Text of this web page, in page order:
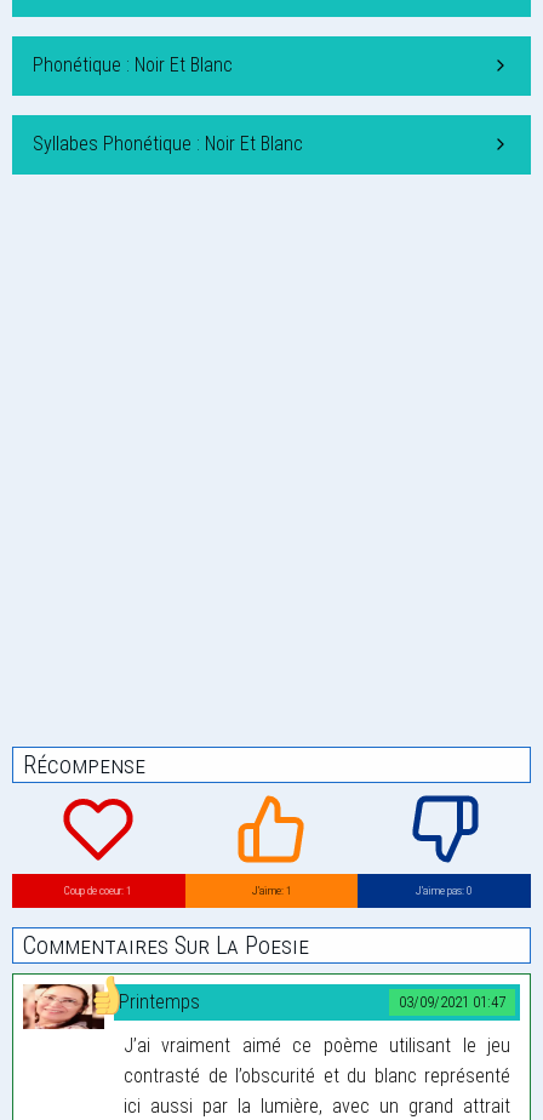
Phonétique : Noir Et Blanc
Syllabes Phonétique : Noir Et Blanc
Récompense
Coup de coeur: 1 J’aime: 1 J’aime pas: 0
Commentaires Sur La Poesie
03/09/2021 01:47
Printemps
J’ai vraiment aimé ce poème utilisant le jeu
contrasté de l’obscurité et du blanc représenté
ici aussi par la lumière, avec un grand attrait